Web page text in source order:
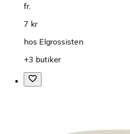
fr.
7 kr
hos Elgrossisten
+3 butiker